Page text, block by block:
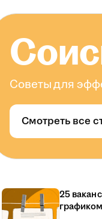
Советы для
Смотреть все
25
графиком